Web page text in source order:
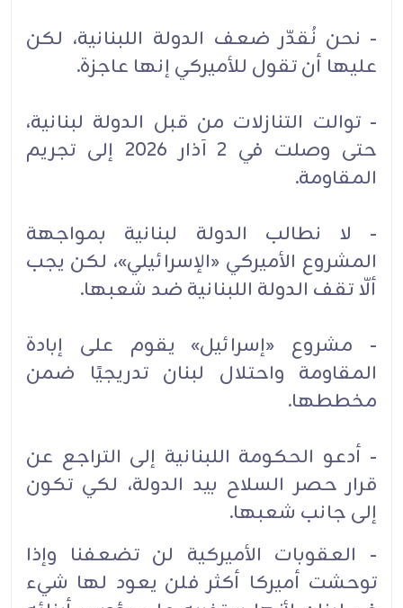
- نحن نُقدّر ضعف الدولة اللبنانية، لكن
عليها أن تقول للأميركي إنها عاجزة.
- توالت التنازلات من قبل الدولة لبنانية،
حتى وصلت في 2 آذار 2026 إلى تجريم
المقاومة.
- لا نطالب الدولة لبنانية بمواجهة
المشروع الأميركي «الإسرائيلي»، لكن يجب
ألّا تقف الدولة اللبنانية ضد شعبها.
- مشروع «إسرائيل» يقوم على إبادة
المقاومة واحتلال لبنان تدريجيًا ضمن
مخططها.
- أدعو الحكومة اللبنانية إلى التراجع عن
قرار حصر السلاح بيد الدولة، لكي تكون
إلى جانب شعبها.
- العقوبات الأميركية لن تضعفنا وإذا
توحشت أميركا أكثر فلن يعود لها شيء